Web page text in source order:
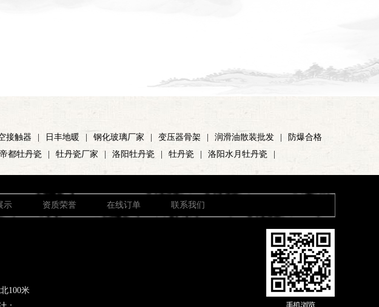
接触器 日丰地暖 钢化玻璃厂家 变压器骨架 润滑油散装批发
防爆合格
都牡丹瓷 牡丹瓷厂家 洛阳牡丹瓷 牡丹瓷 洛阳水月牡丹瓷
示 资质荣誉 在线订单 联系我们
100米